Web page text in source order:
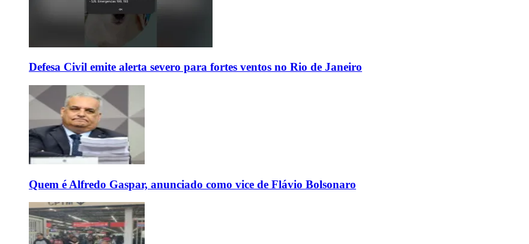
Defesa Civil emite alerta severo para fortes ventos no Rio de Janeiro
Quem é Alfredo Gaspar, anunciado como vice de Flávio Bolsonaro